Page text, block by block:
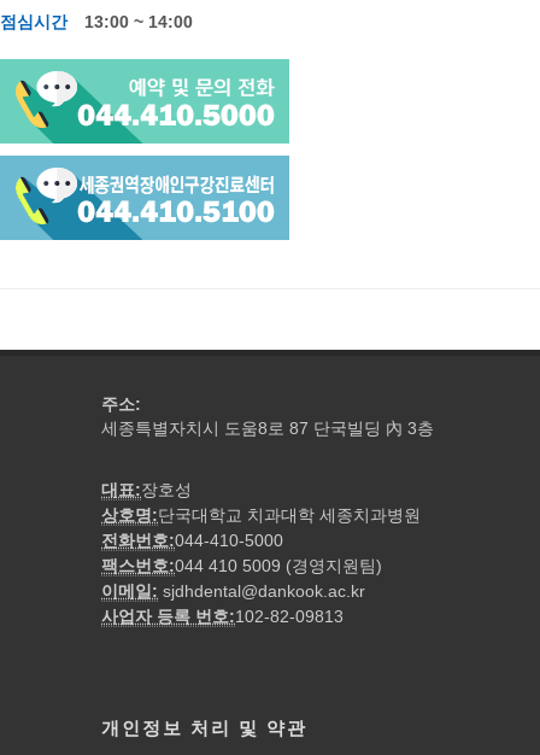
점심시간 13:00 ~ 14:00
주소:
세종특별자치시 도움8로 87 단국빌딩 內 3층
대표:장호성
상호명:단국대학교 치과대학 세종치과병원
전화번호:044-410-5000
팩스번호:044 410 5009 (경영지원팀)
이메일: sjdhdental@dankook.ac.kr
사업자 등록 번호:102-82-09813
개인정보 처리 및 약관